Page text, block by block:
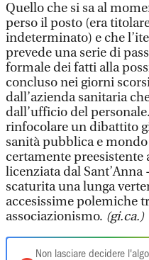
Quello che si sa al
perso il posto (era
indeterminato) e che
prevede una serie di
formale dei fatti alla
concluso nei giorni
dall’azienda sanitaria
dall’ufficio del
rinfocolare un dibattito
sanità pubblica e
certamente preesistente
licenziata dal
scaturita una lunga
accesissime polemiche
associazionismo. (gi.ca.)
Non lasciare decidere